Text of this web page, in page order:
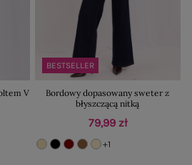
V
BESTSELLER
Bordowy dopasowany sweter z
błyszczącą nitką
79,99 zł
+1